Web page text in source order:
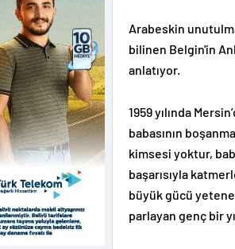
Arabeskin
bilinen Belgin'in
anlatıyor.
1959 yılında
babasının
kimsesi yoktur,
başarısıyla
büyük gücü
parlayan genç bir